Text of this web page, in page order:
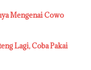
Mengenai Cowo
Lagi, Coba Pakai